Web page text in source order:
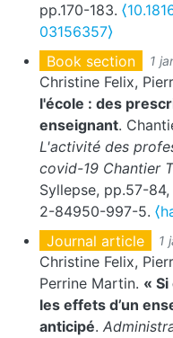
pp.170-183.
03156357⟩
Book section
1
Christine Felix,
l'école : des
enseignant.
L'activité des
covid-19 Chantier
Syllepse, pp.57-
2-84950-997-5.
Journal article
1
Christine Felix,
Perrine Martin. «
les effets d’un
anticipé.